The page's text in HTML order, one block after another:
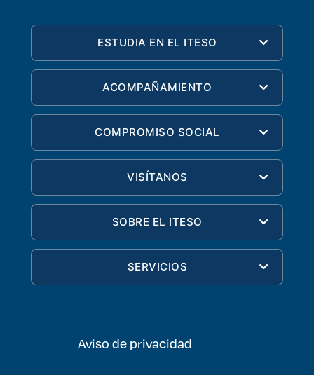
ESTUDIA EN EL ITESO
ACOMPAÑAMIENTO
COMPROMISO SOCIAL
VISÍTANOS
SOBRE EL ITESO
SERVICIOS
Aviso de privacidad